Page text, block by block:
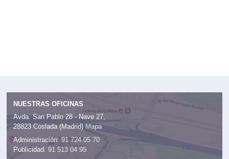
NUESTRAS OFICINAS
Avda. San Pablo 28 - Nave 27,
28823 Coslada (Madrid) Mapa
Administración: 91 724 05 70
Publicidad: 91 513 04 95